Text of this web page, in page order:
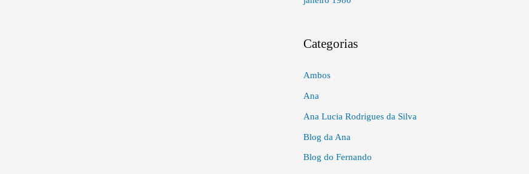
Categorias
Ambos
Ana
Ana Lucia Rodrigues da Silva
Blog da Ana
Blog do Fernando